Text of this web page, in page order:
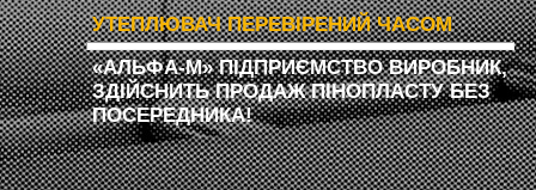
УТЕПЛЮВАЧ ПЕРЕВІРЕНИЙ ЧАСОМ
«АЛЬФА-М» ПІДПРИЄМСТВО ВИРОБНИК,
ЗДІЙСНИТЬ ПРОДАЖ ПІНОПЛАСТУ БЕЗ
ПОСЕРЕДНИКА!